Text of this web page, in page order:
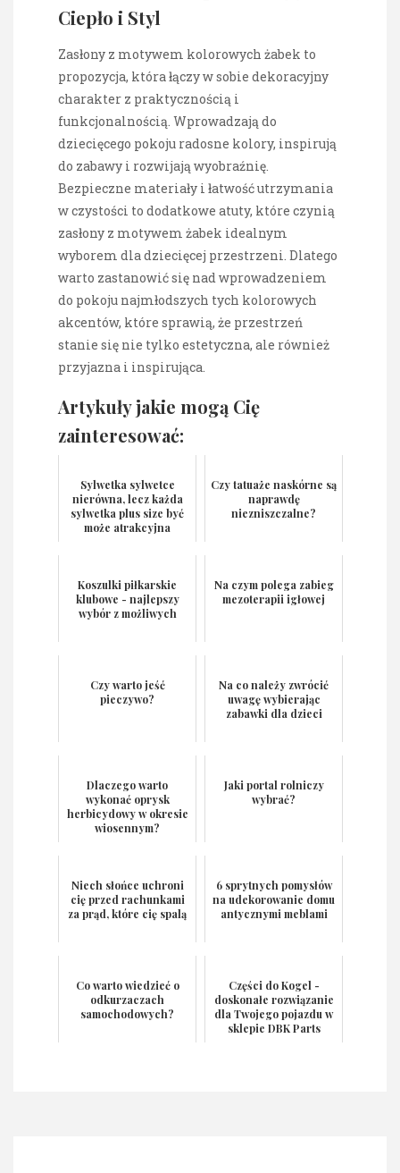
Ciepło i Styl
Zasłony z motywem kolorowych żabek to
propozycja, która łączy w sobie dekoracyjny
charakter z praktycznością i
funkcjonalnością. Wprowadzają do
dziecięcego pokoju radosne kolory, inspirują
do zabawy i rozwijają wyobraźnię.
Bezpieczne materiały i łatwość utrzymania
w czystości to dodatkowe atuty, które czynią
zasłony z motywem żabek idealnym
wyborem dla dziecięcej przestrzeni. Dlatego
warto zastanowić się nad wprowadzeniem
do pokoju najmłodszych tych kolorowych
akcentów, które sprawią, że przestrzeń
stanie się nie tylko estetyczna, ale również
przyjazna i inspirująca.
Artykuły jakie mogą Cię
zainteresować:
Sylwetka sylwetce
nierówna, lecz każda
sylwetka plus size być
może atrakcyjna
Czy tatuaże naskórne są
naprawdę
niezniszczalne?
Koszulki piłkarskie
klubowe - najlepszy
wybór z możliwych
Na czym polega zabieg
mezoterapii igłowej
Czy warto jeść
pieczywo?
Na co należy zwrócić
uwagę wybierając
zabawki dla dzieci
Dlaczego warto
wykonać oprysk
herbicydowy w okresie
wiosennym?
Jaki portal rolniczy
wybrać?
Niech słońce uchroni
cię przed rachunkami
za prąd, które cię spalą
6 sprytnych pomysłów
na udekorowanie domu
antycznymi meblami
Co warto wiedzieć o
odkurzaczach
samochodowych?
Części do Kogel -
doskonałe rozwiązanie
dla Twojego pojazdu w
sklepie DBK Parts